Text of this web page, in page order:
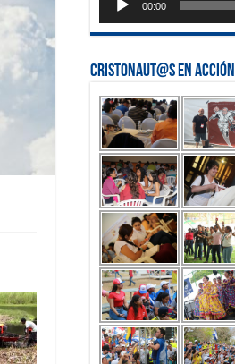
00:00
Cristonaut@s en Acción